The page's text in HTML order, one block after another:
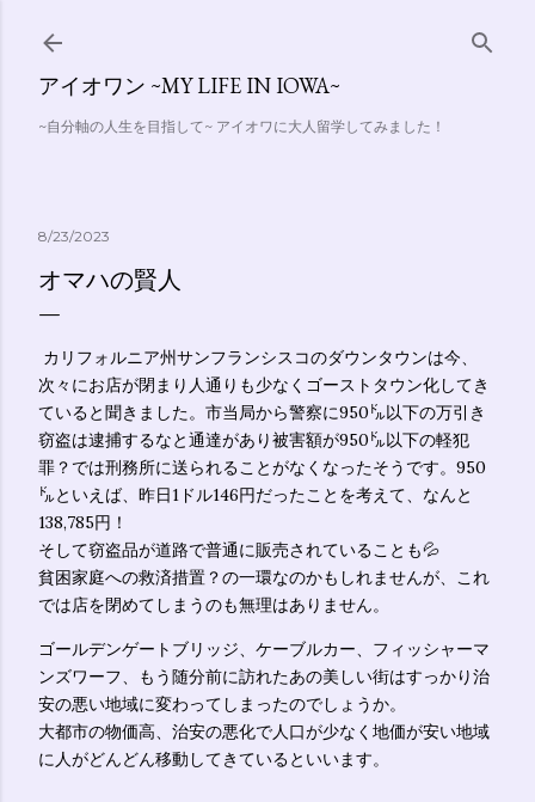
アイオワン ~MY LIFE IN IOWA~
~自分軸の人生を目指して~ アイオワに大人留学してみました！
8/23/2023
オマハの賢人
カリフォルニア州サンフランシスコのダウンタウンは今、
次々にお店が閉まり人通りも少なくゴーストタウン化してき
ていると聞きました。市当局から警察に950㌦以下の万引き
窃盗は逮捕するなと通達があり被害額が950㌦以下の軽犯
罪？では刑務所に送られることがなくなったそうです。950
㌦といえば、昨日1ドル146円だったことを考えて、なんと
138,785円！
そして窃盗品が道路で普通に販売されていることも💦
貧困家庭への救済措置？の一環なのかもしれませんが、これ
では店を閉めてしまうのも無理はありません。
ゴールデンゲートブリッジ、ケーブルカー、フィッシャーマ
ンズワーフ、もう随分前に訪れたあの美しい街はすっかり治
安の悪い地域に変わってしまったのでしょうか。
大都市の物価高、治安の悪化で人口が少なく地価が安い地域
に人がどんどん移動してきているといいます。